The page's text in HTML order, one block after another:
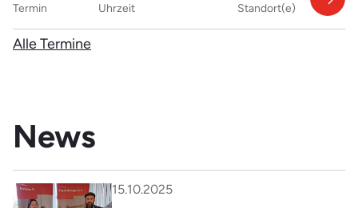
Termin Uhrzeit Standort(e)
Alle Termine
News
15.10.2025